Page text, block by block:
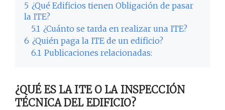
5 ¿Qué Edificios tienen Obligación de pasar
la ITE?
5.1 ¿Cuánto se tarda en realizar una ITE?
6 ¿Quién paga la ITE de un edificio?
6.1 Publicaciones relacionadas:
¿QUÉ ES LA ITE O LA INSPECCIÓN
TÉCNICA DEL EDIFICIO?